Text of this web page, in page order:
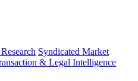
Syndicated Market
& Legal Intelligence